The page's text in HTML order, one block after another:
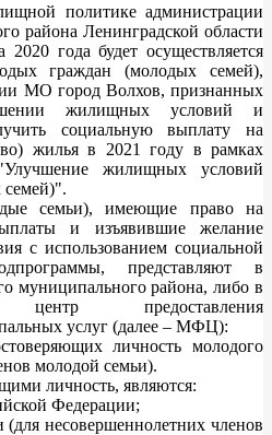
политике администрации
района Ленинградской области
года будет осуществляется
граждан (молодых семей),
МО город Волхов, признанных
жилищных условий и
социальную выплату на
жилья в 2021 году в рамках
жилищных условий
семьи), имеющие право на
и изъявившие желание
с использованием социальной
представляют в
муниципального района, либо в
центр предоставления
услуг (далее – МФЦ):
личность молодого
молодой семьи).
личность, являются:
Федерации;
(для несовершеннолетних членов